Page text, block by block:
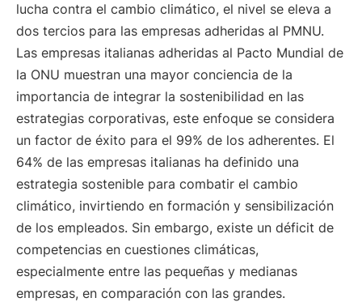
lucha contra el cambio climático, el nivel se eleva a
dos tercios para las empresas adheridas al PMNU.
Las empresas italianas adheridas al Pacto Mundial de
la ONU muestran una mayor conciencia de la
importancia de integrar la sostenibilidad en las
estrategias corporativas, este enfoque se considera
un factor de éxito para el 99% de los adherentes. El
64% de las empresas italianas ha definido una
estrategia sostenible para combatir el cambio
climático, invirtiendo en formación y sensibilización
de los empleados. Sin embargo, existe un déficit de
competencias en cuestiones climáticas,
especialmente entre las pequeñas y medianas
empresas, en comparación con las grandes.